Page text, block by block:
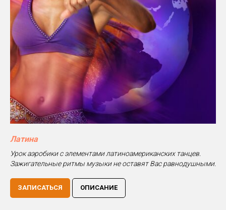
Латина
Урок аэробики с элементами латиноамериканских танцев.
Зажигательные ритмы музыки не оставят Вас равнодушными.
ЗАПИСАТЬСЯ ОПИСАНИЕ